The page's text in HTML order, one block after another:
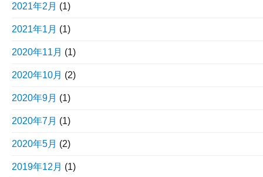
2021年2月 (1)
2021年1月 (1)
2020年11月 (1)
2020年10月 (2)
2020年9月 (1)
2020年7月 (1)
2020年5月 (2)
2019年12月 (1)